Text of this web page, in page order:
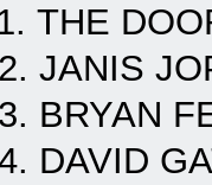
THE
JANIS
BRYAN
DAVID